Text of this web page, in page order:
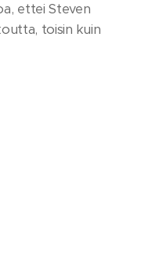
ettei Steven
toisin kuin